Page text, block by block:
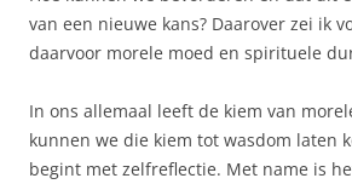
van een nieuwe kans? Daarover zei ik
daarvoor morele moed en spirituele
In ons allemaal leeft de kiem van
kunnen we die kiem tot wasdom laten
begint met zelfreflectie. Met name is